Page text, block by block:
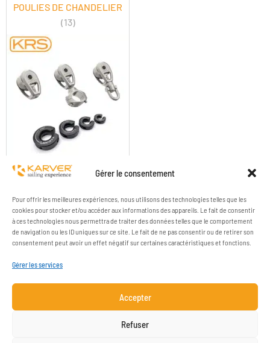
Gérer le consentement
Pour offrir les meilleures expériences, nous utilisons des technologies telles que les
cookies pour stocker et/ou accéder aux informations des appareils. Le fait de consentir
à ces technologies nous permettra de traiter des données telles que le comportement
de navigation ou les ID uniques sur ce site. Le fait de ne pas consentir ou de retirer son
consentement peut avoir un effet négatif sur certaines caractéristiques et fonctions.
Gérer les services
Accepter
Refuser
POULIES DE CHANDELIER
POULIES DE CHANDELIER
(13)
RESSOURCES